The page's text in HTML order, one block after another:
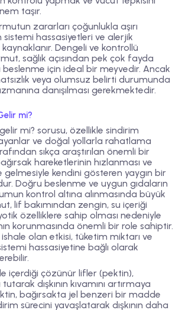
taşır.
zararları çoğunlukla aşırı
hassasiyetleri ve alerjik
Dengeli ve kontrollü
sağlık açısından pek çok fayda
beslenme için ideal bir meyvedir. Ancak
veya olumsuz belirti durumunda
danışılması gerekmektedir.
mi?
mi? sorusu, özellikle sindirim
ve doğal yollarla rahatlama
sıkça araştırılan önemli bir
hareketlerinin hızlanması ve
gelmesiyle kendini gösteren yaygın bir
Doğru beslenme ve uygun gıdaların
kontrol altına alınmasında büyük
lif bakımından zengin, su içeriği
özelliklere sahip olması nedeniyle
korunmasında önemli bir role sahiptir.
olan etkisi, tüketim miktarı ve
hassasiyetine bağlı olarak
içerdiği çözünür lifler (pektin),
dışkının kıvamını artırmaya
bağırsakta jel benzeri bir madde
sürecini yavaşlatarak dışkının daha